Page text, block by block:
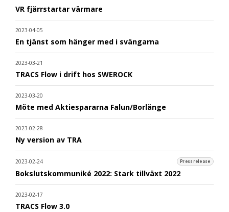
VR fjärrstartar värmare
2023-04-05
En tjänst som hänger med i svängarna
2023-03-21
TRACS Flow i drift hos SWEROCK
2023-03-20
Möte med Aktiespararna Falun/Borlänge
2023-02-28
Ny version av TRA
2023-02-24 Pressrelease
Bokslutskommuniké 2022: Stark tillväxt 2022
2023-02-17
TRACS Flow 3.0